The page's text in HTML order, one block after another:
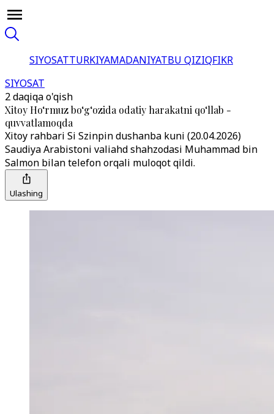
SIYOSATTURKIYAMADANIYATBU QIZIQFIKR
SIYOSAT
2 daqiqa o'qish
Xitoy Ho‘rmuz bo‘g‘ozida odatiy harakatni qo‘llab -
quvvatlamoqda
Xitoy rahbari Si Szinpin dushanba kuni (20.04.2026)
Saudiya Arabistoni valiahd shahzodasi Muhammad bin
Salmon bilan telefon orqali muloqot qildi.
Ulashing